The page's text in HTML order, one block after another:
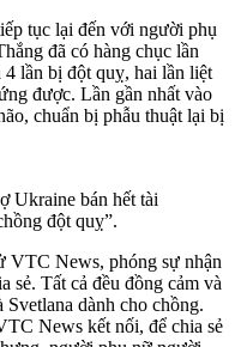
tục lại đến với người phụ
đã có hàng chục lần
lần bị đột quỵ, hai lần liệt
được. Lần gần nhất vào
chuẩn bị phẫu thuật lại bị
Ukraine bán hết tài
đột quỵ”.
VTC News, phóng sự nhận
sẻ. Tất cả đều đồng cảm và
dành cho chồng.
News kết nối, để chia sẻ